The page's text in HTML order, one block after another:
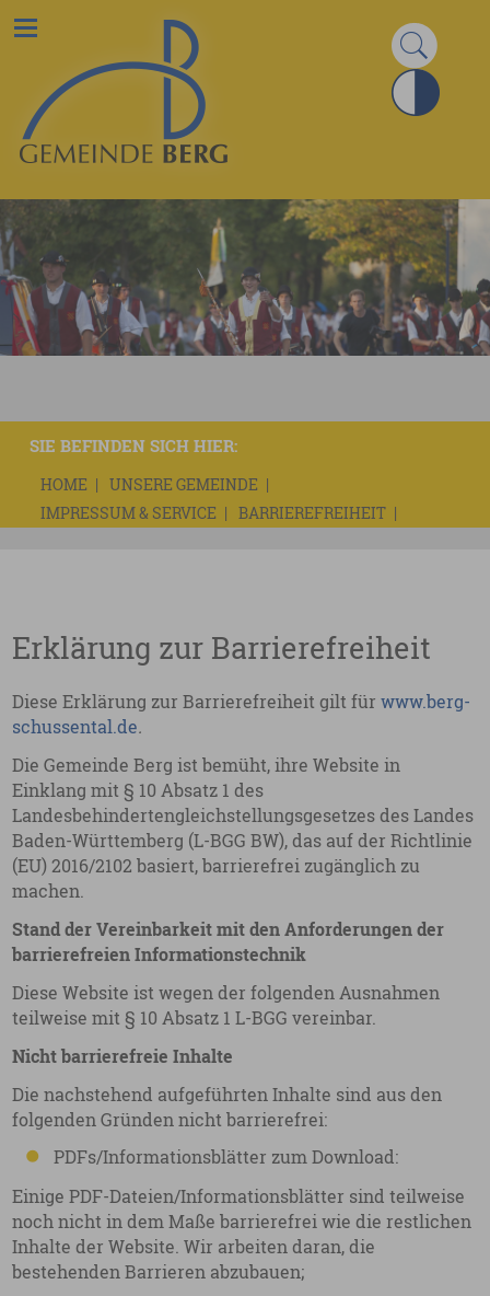
SIE BEFINDEN SICH HIER:
HOME
UNSERE GEMEINDE
IMPRESSUM & SERVICE
BARRIEREFREIHEIT
Erklärung zur Barrierefreiheit
Diese Erklärung zur Barrierefreiheit gilt fürwww.berg-
schussental.de.
Die Gemeinde Berg ist bemüht, ihre Website in
Einklang mit § 10 Absatz 1 des
Landesbehindertengleichstellungsgesetzes des Landes
Baden-Württemberg (L-BGG BW), das auf der Richtlinie
(EU) 2016/2102 basiert, barrierefrei zugänglich zu
machen.
Stand der Vereinbarkeit mit den Anforderungen der
barrierefreien Informationstechnik
Diese Website ist wegen der folgenden Ausnahmen
teilweise mit § 10 Absatz 1 L-BGG vereinbar.
Nicht barrierefreie Inhalte
Die nachstehend aufgeführten Inhalte sind aus den
folgenden Gründen nicht barrierefrei:
PDFs/Informationsblätter zum Download:
Einige PDF-Dateien/Informationsblätter sind teilweise
noch nicht in dem Maße barrierefrei wie die restlichen
Inhalte der Website. Wir arbeiten daran, die
bestehenden Barrieren abzubauen;